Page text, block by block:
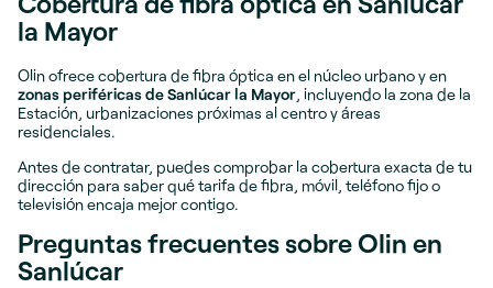
la Mayor
Olin ofrece cobertura de fibra óptica en el núcleo urbano y en
zonas periféricas de Sanlúcar la Mayor, incluyendo la zona de la
Estación, urbanizaciones próximas al centro y áreas
residenciales.
Antes de contratar, puedes comprobar la cobertura exacta de tu
dirección para saber qué tarifa de fibra, móvil, teléfono fijo o
televisión encaja mejor contigo.
Preguntas frecuentes sobre Olin en
Sanlúcar